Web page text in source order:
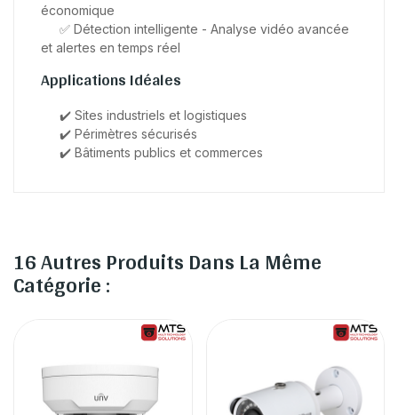
économique
✅ Détection intelligente - Analyse vidéo avancée
et alertes en temps réel
Applications Idéales
✔️ Sites industriels et logistiques
✔️ Périmètres sécurisés
✔️ Bâtiments publics et commerces
16 Autres Produits Dans La Même
Catégorie :